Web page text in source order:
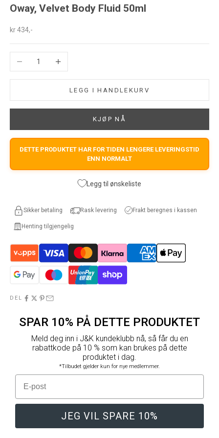
Oway, Velvet Body Fluid 50ml
Salgspris
kr 434,-
Reduser antall
LEGG I HANDLEKURV
KJØP NÅ
DETTE PRODUKTET HAR FOR TIDEN LENGERE LEVERINGSTID
ENN NORMALT
Legg til ønskeliste
Sikker betaling Rask levering Frakt beregnes i kassen
Henting tilgjengelig
DEL
SPAR 10% PÅ DETTE PRODUKTET
Meld deg inn i J&K kundeklubb nå, så får du en
rabattkode på 10 % som kan brukes på dette
produktet i dag.
*Tilbudet gjelder kun for nye medlemmer.
E-post
JEG VIL SPARE 10%